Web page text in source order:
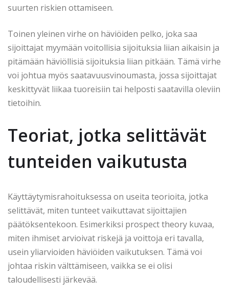
suurten riskien ottamiseen.
Toinen yleinen virhe on häviöiden pelko, joka saa
sijoittajat myymään voitollisia sijoituksia liian aikaisin ja
pitämään häviöllisiä sijoituksia liian pitkään. Tämä virhe
voi johtua myös saatavuusvinoumasta, jossa sijoittajat
keskittyvät liikaa tuoreisiin tai helposti saatavilla oleviin
tietoihin.
Teoriat, jotka selittävät
tunteiden vaikutusta
Käyttäytymisrahoituksessa on useita teorioita, jotka
selittävät, miten tunteet vaikuttavat sijoittajien
päätöksentekoon. Esimerkiksi prospect theory kuvaa,
miten ihmiset arvioivat riskejä ja voittoja eri tavalla,
usein yliarvioiden häviöiden vaikutuksen. Tämä voi
johtaa riskin välttämiseen, vaikka se ei olisi
taloudellisesti järkevää.